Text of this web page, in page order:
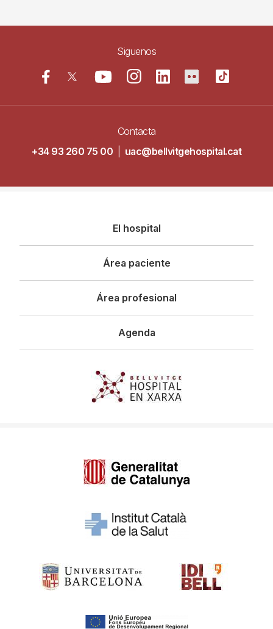
Siguenos
Contacta
+34 93 260 75 00
uac@bellvitgehospital.cat
principal
El hospital
Área paciente
Área profesional
Agenda